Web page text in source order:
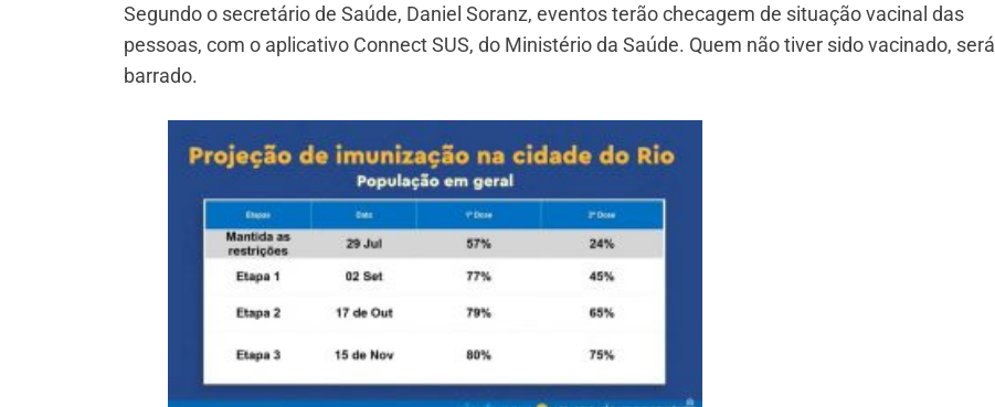
Segundo o secretário de Saúde, Daniel Soranz, eventos terão checagem de situação vacinal das
pessoas, com o aplicativo Connect SUS, do Ministério da Saúde. Quem não tiver sido vacinado, será
barrado.